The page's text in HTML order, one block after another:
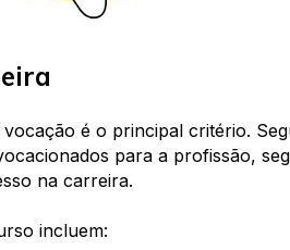
é o principal critério.
para a profissão,
na carreira.
incluem: